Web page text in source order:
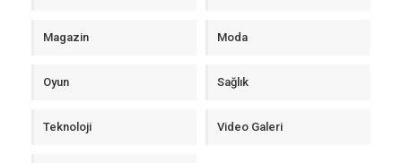
Magazin Moda
Oyun Sağlık
Teknoloji Video Galeri